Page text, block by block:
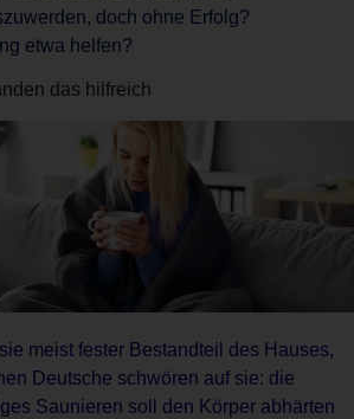
doch ohne Erfolg?
etwa helfen?
das hilfreich
meist fester Bestandteil des Hauses,
Deutsche schwören auf sie: die
Saunieren soll den Körper abhärten